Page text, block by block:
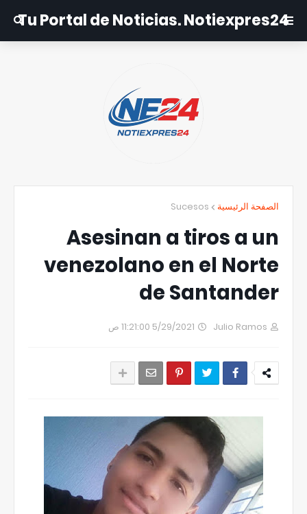
Tu Portal de Noticias. Notiexpres24
الصفحة الرئيسية Sucesos
Asesinan a tiros a un
venezolano en el Norte
de Santander
Julio Ramos 5/29/2021 11:21:00 ص